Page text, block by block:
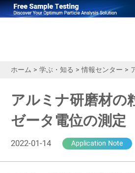
ホーム > 学ぶ・知る >情報センター >
アルミナ研磨材の
ゼータ電位の測定
2022-01-14 Application Note